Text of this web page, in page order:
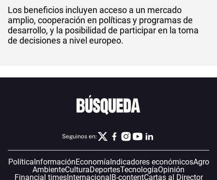
Los beneficios incluyen acceso a un mercado
amplio, cooperación en políticas y programas de
desarrollo, y la posibilidad de participar en la toma
de decisiones a nivel europeo.
Seguinos en:
Política InformaciónEconomía Indicadores económicosAgro
AmbienteCulturaDeportesTecnologíaOpinión
Financial timesInternacional B-contentCartas al Director